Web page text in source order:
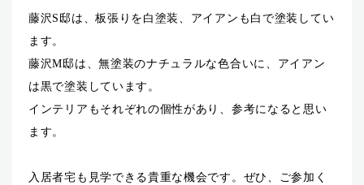
藤沢S邸は、板張りを白塗装、アイアンも白で塗装してい
ます。
藤沢M邸は、無塗装のナチュラルな色合いに、アイアン
は黒で塗装しています。
インテリアもそれぞれの個性があり、参考になると思い
ます。
入居者宅も見学できる貴重な機会です。ぜひ、ご参加く